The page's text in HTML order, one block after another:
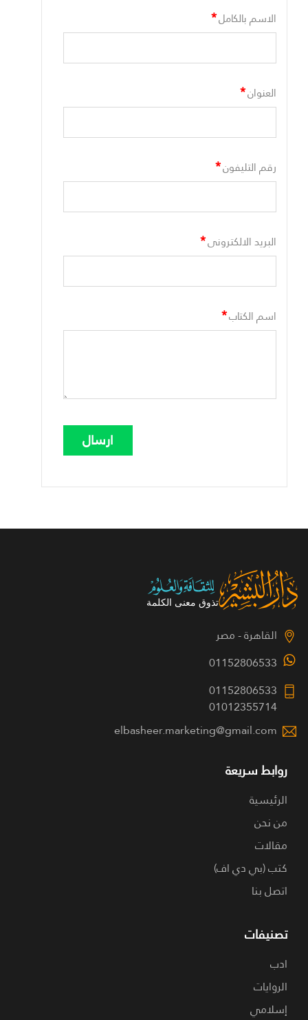
الاسم بالكامل*
العنوان*
رقم التليفون*
البريد الالكترونى*
اسم الكتاب*
القاهرة - مصر
01152806533
01152806533
01012355714
elbasheer.marketing@gmail.com
روابط سريعة
الرئيسية
من نحن
مقالات
كتب (بي دي اف)
اتصل بنا
تصنيفات
ادب
الروايات
إسلامي